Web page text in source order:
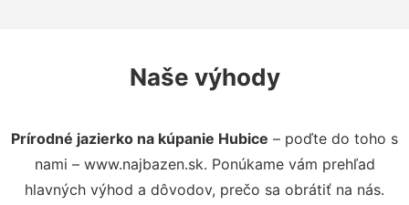
Naše výhody
Prírodné jazierko na kúpanie Hubice – poďte do toho s
nami – www.najbazen.sk. Ponúkame vám prehľad
hlavných výhod a dôvodov, prečo sa obrátiť na nás.